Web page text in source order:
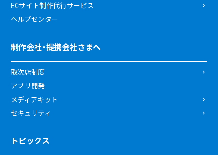
ECサイト制作代行サービス
ヘルプセンター
制作会社・提携会社さまへ
取次店制度
アプリ開発
メディアキット
セキュリティ
トピックス